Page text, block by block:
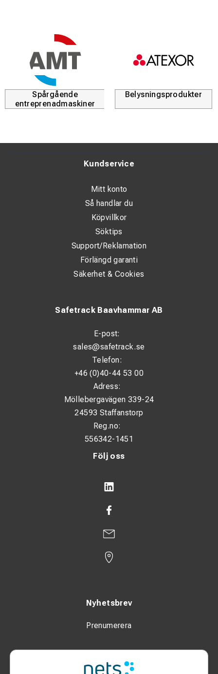
Spårgående
entreprenadmaskiner
Belysningsprodukter
Följ oss
Nyhetsbrev
Prenumerera
Safetrack Baavhammar AB
E-post:
sales@safetrack.se
Telefon:
+46 (0)40-44 53 00
Adress:
Möllebergavägen 339-24
24593 Staffanstorp
Reg.no:
556342-1451
Kundservice
Mitt konto
Så handlar du
Köpvillkor
Söktips
Support/Reklamation
Förlängd garanti
Säkerhet & Cookies